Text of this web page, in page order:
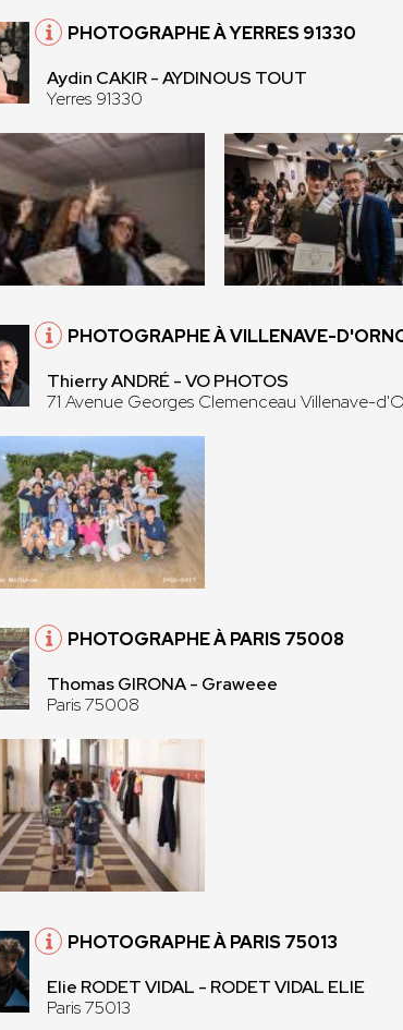
PHOTOGRAPHE À YERRES 91330
Aydin CAKIR - AYDINOUS TOUT
Yerres 91330
PHOTOGRAPHE À VILLENAVE-
Thierry ANDRÉ - VO PHOTOS
71 Avenue Georges Clemenceau Villenave-
PHOTOGRAPHE À PARIS 75008
Thomas GIRONA - Graweee
Paris 75008
PHOTOGRAPHE À PARIS 75013
Elie RODET VIDAL - RODET VIDAL ELIE
Paris 75013